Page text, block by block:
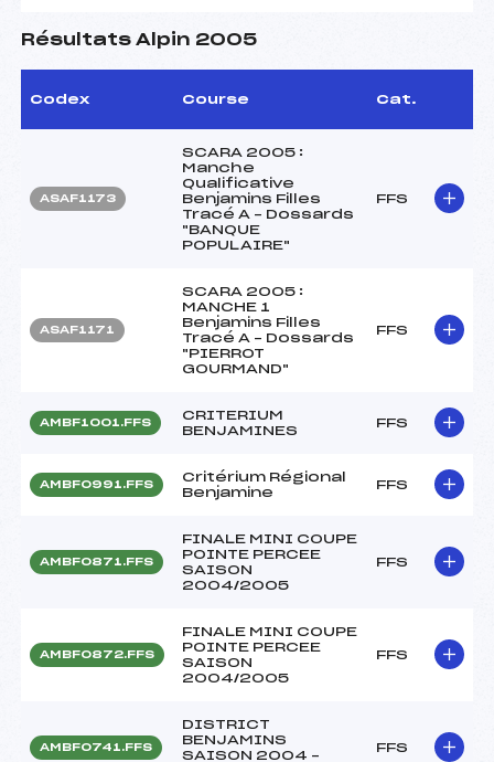
Résultats Alpin 2005
Codex Course Cat.
ASAF1173
SCARA 2005 :
Manche
Qualificative
Benjamins Filles
Tracé A – Dossards
"BANQUE
POPULAIRE"
FFS
ASAF1171
SCARA 2005 :
MANCHE 1
Benjamins Filles
Tracé A – Dossards
"PIERROT
GOURMAND"
FFS
AMBF1001.FFS
CRITERIUM
BENJAMINES
FFS
AMBF0991.FFS
Critérium Régional
Benjamine
FFS
AMBF0871.FFS
FINALE MINI COUPE
POINTE PERCEE
SAISON
2004/2005
FFS
AMBF0872.FFS
FINALE MINI COUPE
POINTE PERCEE
SAISON
2004/2005
FFS
AMBF0741.FFS
DISTRICT
BENJAMINS
SAISON 2004 –
FFS